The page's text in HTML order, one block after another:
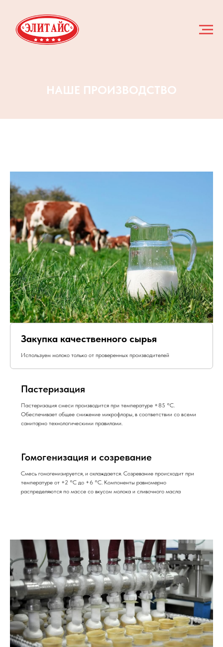
НАШЕ ПРОИЗВОДСТВО
Закупка качественного сырья
Используем молоко только от проверенных производителей
Пастеризация
Пастеризация смеси производится при температуре +85 °С.
Обеспечивает общее снижение микрофлоры, в соответствии со всеми
санитарно технологическими правилами.
Гомогенизация и созревание
Смесь гомогенизируется, и охлаждается. Созревание происходит при
температуре от +2 °С до +6 °С. Компоненты равномерно
распределяются по массе со вкусом молока и сливочного масла